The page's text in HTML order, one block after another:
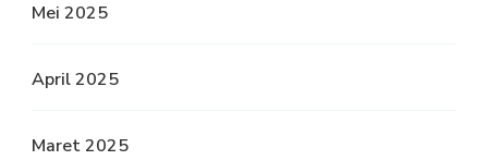
Mei 2025
April 2025
Maret 2025